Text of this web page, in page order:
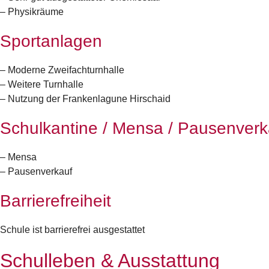
– Physikräume
Sportanlagen
– Moderne Zweifachturnhalle
– Weitere Turnhalle
– Nutzung der Frankenlagune Hirschaid
Schulkantine / Mensa /
– Mensa
– Pausenverkauf
Barrierefreiheit
Schule ist barrierefrei ausgestattet
Schulleben & Ausstattung